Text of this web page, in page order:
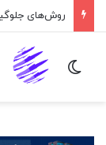
تغییر پوسته